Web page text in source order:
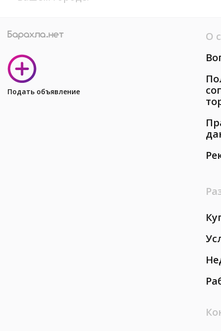
Подать объявление
О